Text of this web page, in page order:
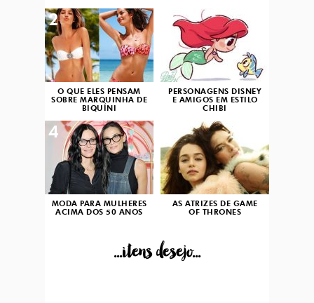
O QUE ELES PENSAM
SOBRE MARQUINHA DE
BIQUÍNI
2
PERSONAGENS DISNEY
E AMIGOS EM ESTILO
CHIBI
3
MODA PARA MULHERES
ACIMA DOS 50 ANOS
4
AS ATRIZES DE GAME
OF THRONES
...itens desejo...